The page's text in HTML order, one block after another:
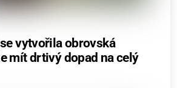
vytvořila obrovská
mít drtivý dopad na celý